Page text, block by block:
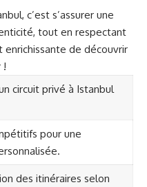
c’est s’assurer une
tout en respectant
de découvrir
!
circuit privé à Istanbul
pour une
des itinéraires selon